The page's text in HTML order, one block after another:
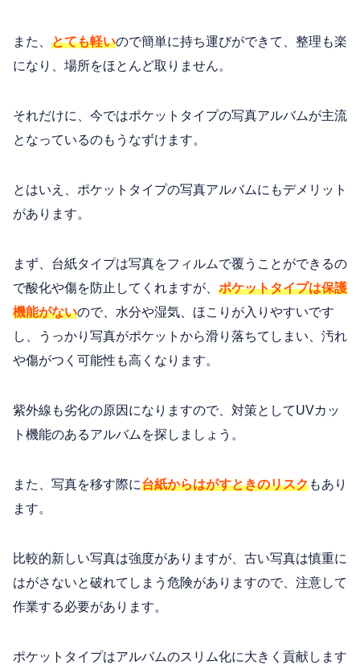
また、 とても軽いので簡単に持ち運びができて、整理も楽
になり、場所をほとんど取りません。
それだけに、今ではポケットタイプの写真アルバムが主流
となっているのもうなずけます。
とはいえ、ポケットタイプの写真アルバムにもデメリット
があります。
まず、台紙タイプは写真をフィルムで覆うことができるの
で酸化や傷を防止してくれますが、 ポケットタイプは保護
機能がないので、水分や湿気、ほこりが入りやすいです
し、うっかり写真がポケットから滑り落ちてしまい、汚れ
や傷がつく可能性も高くなります。
紫外線も劣化の原因になりますので、対策としてUVカッ
ト機能のあるアルバムを探しましょう。
また、写真を移す際に台紙からはがすときのリスクもあり
ます。
比較的新しい写真は強度がありますが、古い写真は慎重に
はがさないと破れてしまう危険がありますので、注意して
作業する必要があります。
ポケットタイプはアルバムのスリム化に大きく貢献します